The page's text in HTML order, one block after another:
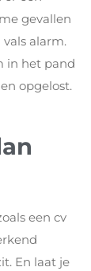
gevallen
alarm.
in het pand
opgelost.
een cv
En laat je